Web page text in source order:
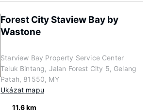
Forest City Staview Bay by
Wastone
Starview Bay Property Service Center
Teluk Bintang, Jalan Forest City 5, Gelang
Patah, 81550, MY
Ukázat mapu
11.6 km